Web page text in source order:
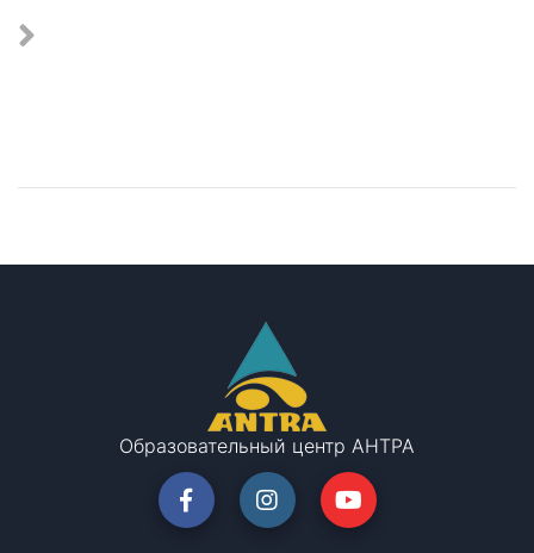
Образовательный центр АНТРА